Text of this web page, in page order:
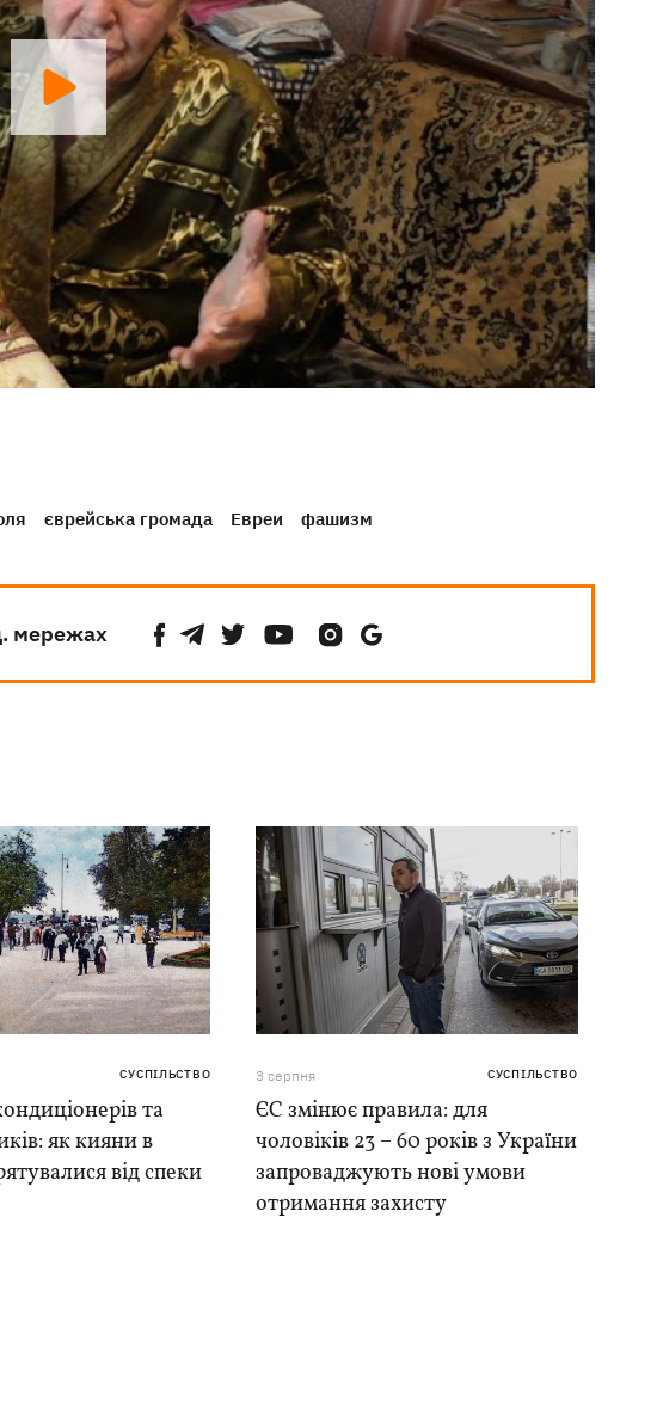
єврейська громада Евреи фашизм
мережах
СУСПІЛЬСТВО
та
як кияни в
від спеки
3 серпня СУСПІЛЬСТВО
ЄС змінює правила: для
чоловіків 23 – 60 років з України
запроваджують нові умови
отримання захисту